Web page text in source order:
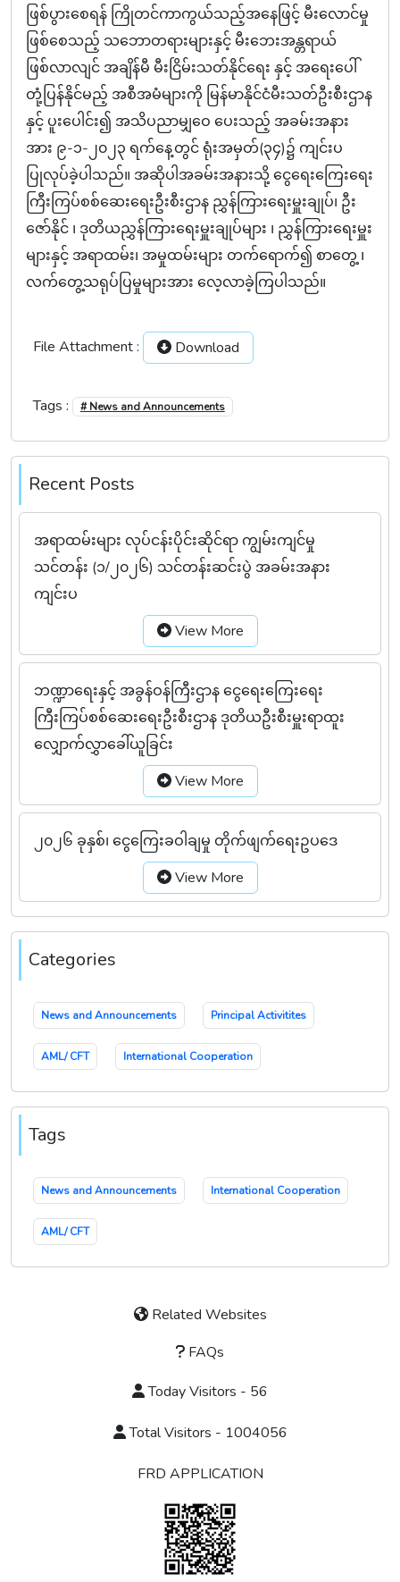
ဖြစ်ပွားစေရန် ကြိုတင်ကာကွယ်သည့်အနေဖြင့် မီးလောင်မှု
ဖြစ်စေသည့် သဘောတရားများနှင့် မီးဘေးအန္တရာယ်
ဖြစ်လာလျင် အချိန်မီ မီးငြိမ်းသတ်နိုင်ရေး နှင့် အရေးပေါ်
တုံ့ပြန်နိုင်မည့် အစီအမံများကို မြန်မာနိုင်ငံမီးသတ်ဦးစီးဌာန
နှင့် ပူးပေါင်း၍ အသိပညာမျှဝေ ပေးသည့် အခမ်းအနား
အား ၉-၁-၂၀၂၃ ရက်နေ့တွင် ရုံးအမှတ်(၃၄)၌ ကျင်းပ
ပြုလုပ်ခဲ့ပါသည်။ အဆိုပါအခမ်းအနားသို့ ငွေရေးကြေးရေး
ကြီးကြပ်စစ်‌ဆေးရေးဦးစီးဌာန ညွှန်ကြားရေးမှူးချုပ်၊ ဦး
ဇော်နိုင် ၊ ဒုတိယညွှန်ကြားရေးမှူးချုပ်များ ၊ ညွှန်ကြားရေးမှူး
များနှင့် အရာထမ်း၊ အမှုထမ်းများ တက်ရောက်၍ စာတွေ့ ၊
လက်တွေ့သရုပ်ပြမှုများအား လေ့လာခဲ့ကြပါသည်။
File Attachment : Download
Tags : # News and Announcements
Recent Posts
အရာထမ်းများ လုပ်ငန်းပိုင်းဆိုင်ရာ ကျွမ်းကျင်မှု
သင်တန်း (၁/၂၀၂၆) သင်တန်းဆင်းပွဲ အခမ်းအနား
ကျင်းပ
View More
ဘဏ္ဍာရေးနှင့် အခွန်ဝန်ကြီးဌာန ငွေရေးကြေးရေး
ကြီးကြပ်စစ်ဆေးရေးဦးစီးဌာန ဒုတိယဦးစီးမှူးရာထူး
လျှောက်လွှာခေါ်ယူခြင်း
View More
၂၀၂၆ ခုနှစ်၊ ငွေကြေးခဝါချမှု တိုက်ဖျက်ရေးဥပဒေ
View More
Categories
News and Announcements Principal Activitites
AML/ CFT International Cooperation
Tags
News and Announcements International Cooperation
AML/ CFT
Related Websites
FAQs
Today Visitors - 56
Total Visitors - 1004056
FRD APPLICATION